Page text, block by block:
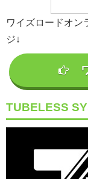
ワイズロードオン
ジ↓
TUBELESS